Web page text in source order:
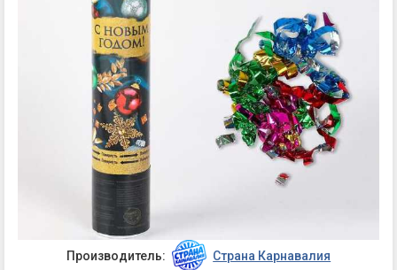
Производитель: Страна Карнавалия